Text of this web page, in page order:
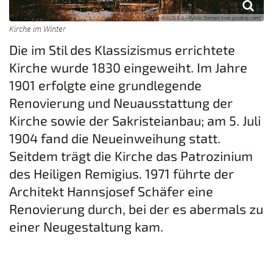
© CC0 1.0 - Public Domain (von pixabay.com)
Kirche im Winter
Die im Stil des Klassizismus errichtete
Kirche wurde 1830 eingeweiht. Im Jahre
1901 erfolgte eine grundlegende
Renovierung und Neuausstattung der
Kirche sowie der Sakristeianbau; am 5. Juli
1904 fand die Neueinweihung statt.
Seitdem trägt die Kirche das Patrozinium
des Heiligen Remigius. 1971 führte der
Architekt Hannsjosef Schäfer eine
Renovierung durch, bei der es abermals zu
einer Neugestaltung kam.